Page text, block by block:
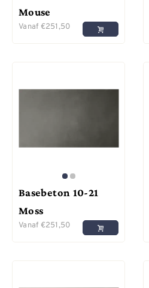
Mouse
Vanaf €251,50
Basebeton 10-21
Moss
Vanaf €251,50